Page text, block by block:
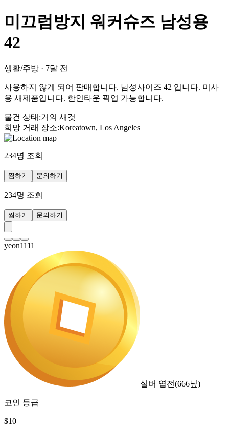
미끄럼방지 워커슈즈 남성용
42
생활/주방 · 7달 전
사용하지 않게 되어 판매합니다. 남성사이즈 42 입니다. 미사
용 새제품입니다. 한인타운 픽업 가능합니다.
물건 상태 :거의 새것
희망 거래 장소:Koreatown, Los Angeles
234명 조회
찜하기 문의하기
234명 조회
찜하기 문의하기
yeon1111
실버 엽전(666닢)
코인 등급
$10